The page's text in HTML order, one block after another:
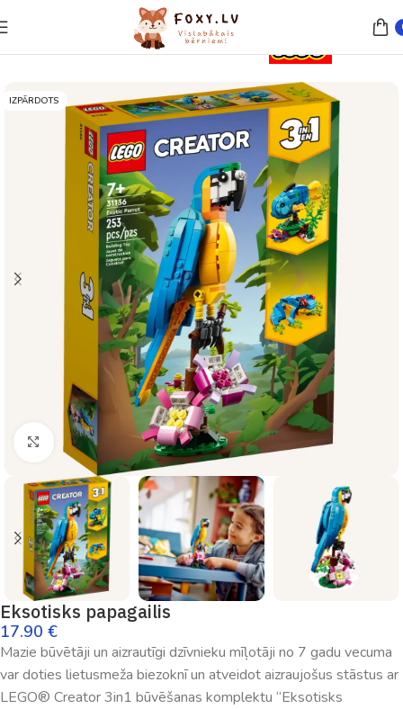
Sākums Lego un konstruktori
IZPĀRDOTS
Palielināt
Eksotisks papagailis
17.90 €
Mazie būvētāji un aizrautīgi dzīvnieku mīļotāji no 7 gadu vecuma
var doties lietusmeža biezoknī un atveidot aizraujošus stāstus ar
LEGO® Creator 3in1 būvēšanas komplektu “Eksotisks